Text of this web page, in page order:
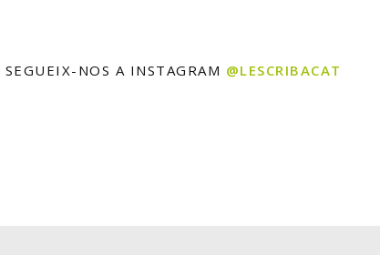
SEGUEIX-NOS A INSTAGRAM @LESCRIBACAT